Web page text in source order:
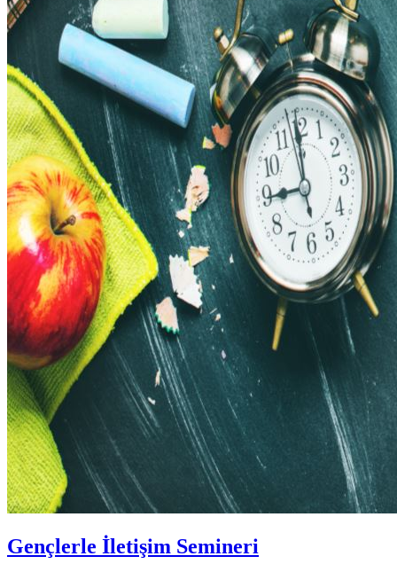
Gençlerle İletişim Semineri